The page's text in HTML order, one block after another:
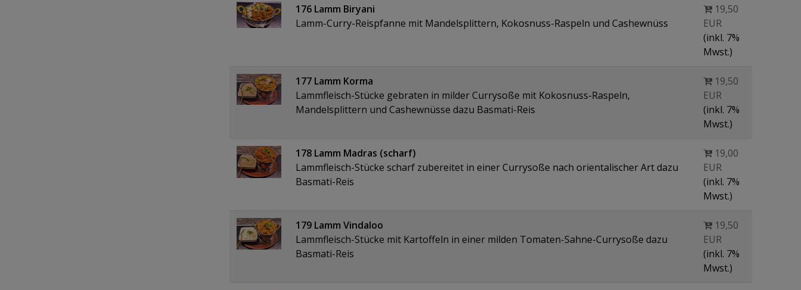
176 Lamm Biryani
Lamm-Curry-Reispfanne mit Mandelsplittern, Kokosnuss-Raspeln und Cashewnüss
19,50
EUR
(inkl. 7%
Mwst.)
177 Lamm Korma
Lammfleisch-Stücke gebraten in milder Currysoße mit Kokosnuss-Raspeln,
Mandelsplittern und Cashewnüsse dazu Basmati-Reis
19,50
EUR
(inkl. 7%
Mwst.)
178 Lamm Madras (scharf)
Lammfleisch-Stücke scharf zubereitet in einer Currysoße nach orientalischer Art dazu
Basmati-Reis
19,00
EUR
(inkl. 7%
Mwst.)
179 Lamm Vindaloo
Lammfleisch-Stücke mit Kartoffeln in einer milden Tomaten-Sahne-Currysoße dazu
Basmati-Reis
19,50
EUR
(inkl. 7%
Mwst.)